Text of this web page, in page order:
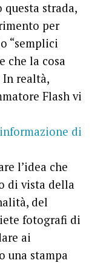
questa strada,
per
“semplici
che la cosa
In realtà,
Flash vi
di
l’idea che
di vista della
del
fotografi di
ai
una stampa